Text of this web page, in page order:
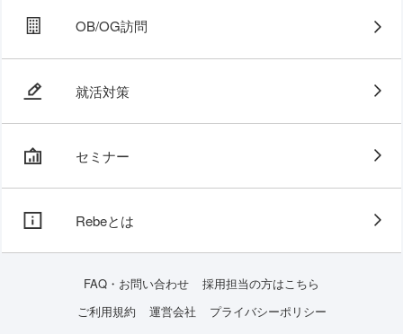
OB/OG訪問
就活対策
セミナー
Rebeとは
FAQ・お問い合わせ
採用担当の方はこちら
ご利用規約
運営会社 プライバシーポリシー